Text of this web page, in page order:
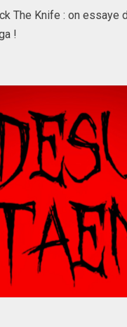
The Knife : on essaye
!